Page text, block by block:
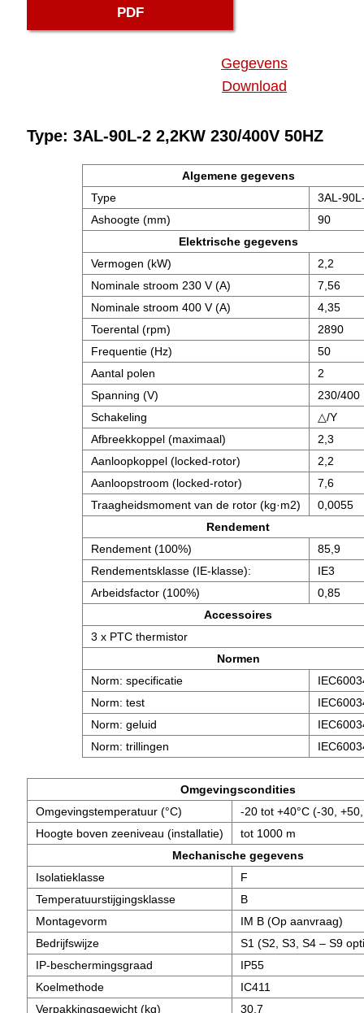
PDF
Gegevens
Download
Type: 3AL-90L-2 2,2KW 230/400V 50HZ
Algemene gegevens
Type
3AL-
Ashoogte (mm)
90
Elektrische gegevens
Vermogen (kW)
2,2
Nominale stroom 230 V (A)
7,56
Nominale stroom 400 V (A)
4,35
Toerental (rpm)
2890
Frequentie (Hz)
50
Aantal polen
2
Spanning (V)
230/400
Schakeling
△/Y
Afbreekkoppel (maximaal)
2,3
Aanloopkoppel (locked-rotor)
2,2
Aanloopstroom (locked-rotor)
7,6
Traagheidsmoment van de rotor (kg·m2)
0,0055
Rendement
Rendement (100%)
85,9
Rendementsklasse (IE-klasse):
IE3
Arbeidsfactor (100%)
0,85
Accessoires
3 x PTC thermistor
Normen
Norm: specificatie
Norm: test
Norm: geluid
Norm: trillingen
Omgevingscondities
Omgevingstemperatuur (°C)
-20 tot +40°C (-30,
Hoogte boven zeeniveau (installatie)
tot 1000 m
Mechanische gegevens
Isolatieklasse
F
Temperatuurstijgingsklasse
B
Montagevorm
IM B (Op aanvraag)
Bedrijfswijze
S1 (S2, S3, S4 – S9
IP-beschermingsgraad
IP55
Koelmethode
IC411
Verpakkingsgewicht (kg)
30,7